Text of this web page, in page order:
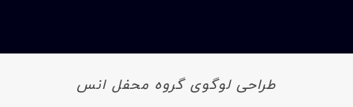
طراحی لوگوی گروه محفل انس